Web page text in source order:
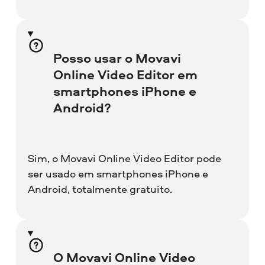
Posso usar o Movavi
Online Video Editor em
smartphones iPhone e
Android?
Sim, o Movavi Online Video Editor pode
ser usado em smartphones iPhone e
Android, totalmente gratuito.
O Movavi Online Video